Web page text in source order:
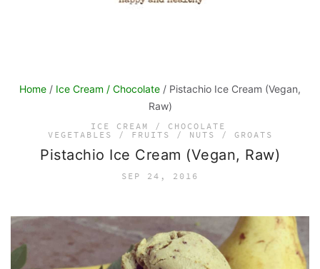
Home / Ice Cream / Chocolate / Pistachio Ice Cream (Vegan,
Raw)
ICE CREAM / CHOCOLATE
VEGETABLES / FRUITS / NUTS / GROATS
Pistachio Ice Cream (Vegan, Raw)
SEP 24, 2016